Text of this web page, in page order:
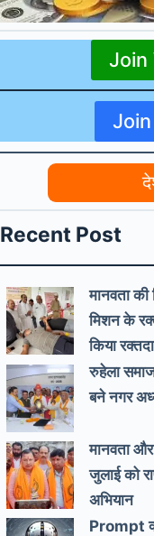
Join
Recent Post
मानवता की
मिशन के
किया
रुहेला
बने नगर
मानवता
जुलाई को
अभियान
Prompt